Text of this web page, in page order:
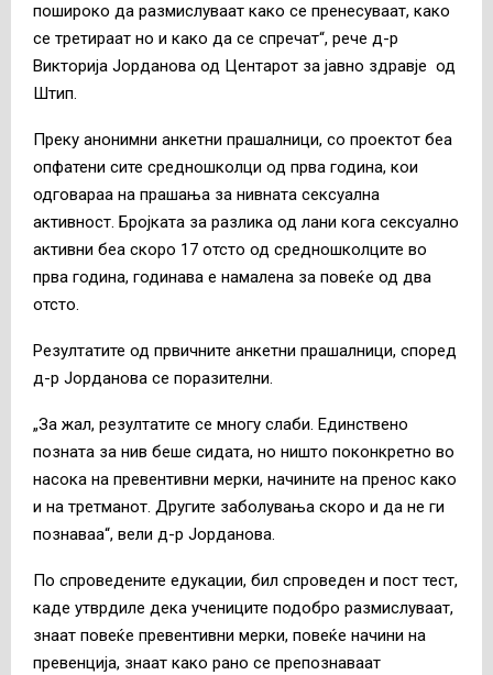
пошироко да размислуваат како се пренесуваат, како
се третираат но и како да се спречат“, рече д-р
Викторија Јорданова од Центарот за јавно здравје од
Штип.
Преку анонимни анкетни прашалници, со проектот беа
опфатени сите средношколци од прва година, кои
одговараа на прашања за нивната сексуална
активност. Бројката за разлика од лани кога сексуално
активни беа скоро 17 отсто од средношколците во
прва година, годинава е намалена за повеќе од два
отсто.
Резултатите од првичните анкетни прашалници, според
д-р Јорданова се поразителни.
„За жал, резултатите се многу слаби. Единствено
позната за нив беше сидата, но ништо поконкретно во
насока на превентивни мерки, начините на пренос како
и на третманот. Другите заболувања скоро и да не ги
познаваа“, вели д-р Јорданова.
По спроведените едукации, бил спроведен и пост тест,
каде утврдиле дека учениците подобро размислуваат,
знаат повеќе превентивни мерки, повеќе начини на
превенција, знаат како рано се препознаваат